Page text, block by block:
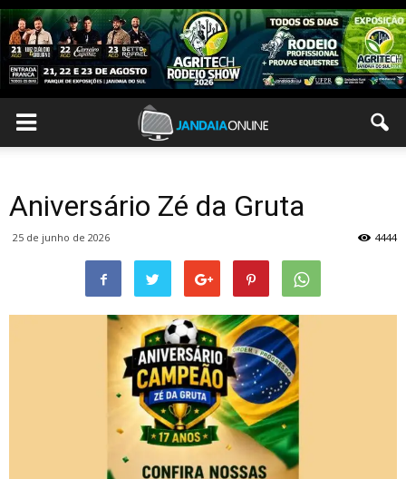
Aniversário Zé da Gruta
25 de junho de 2026 4444